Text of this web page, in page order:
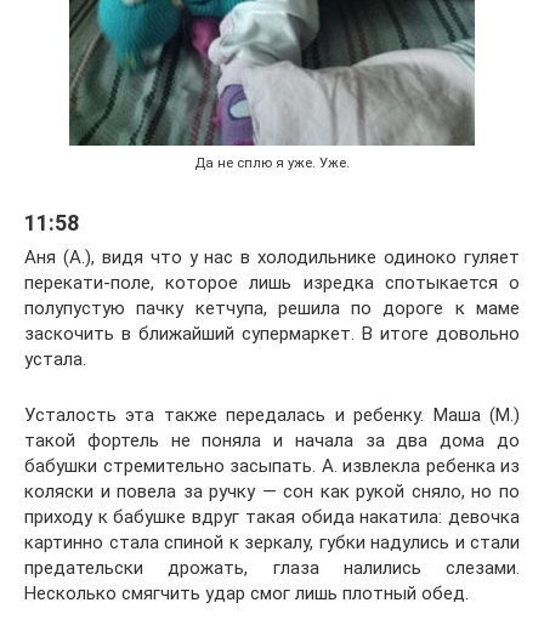
Да не сплю я уже. Уже.
11:58
Аня (А.), видя что у нас в холодильнике одиноко гуляет
перекати-поле, которое лишь изредка спотыкается о
полупустую пачку кетчупа, решила по дороге к маме
заскочить в ближайший супермаркет. В итоге довольно
устала.
Усталость эта также передалась и ребенку. Маша (М.)
такой фортель не поняла и начала за два дома до
бабушки стремительно засыпать. А. извлекла ребенка из
коляски и повела за ручку — сон как рукой сняло, но по
приходу к бабушке вдруг такая обида накатила: девочка
картинно стала спиной к зеркалу, губки надулись и стали
предательски дрожать, глаза налились слезами.
Несколько смягчить удар смог лишь плотный обед.